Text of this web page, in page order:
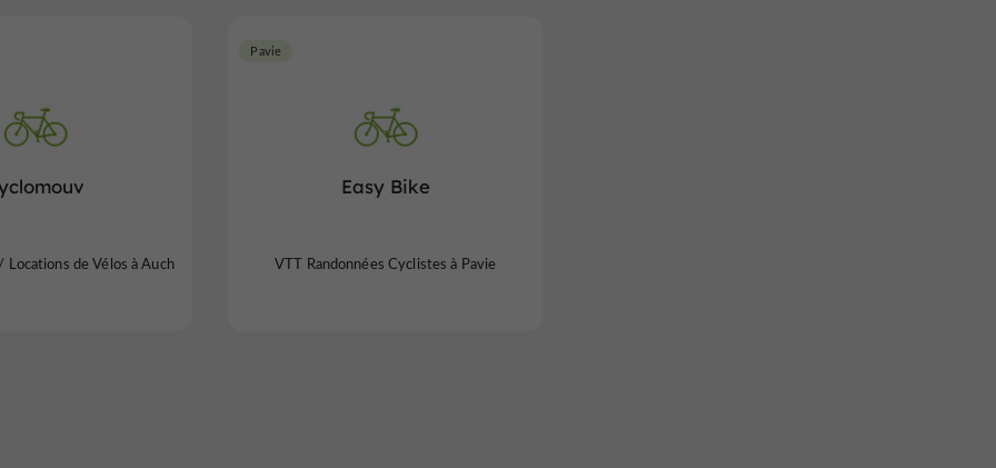
Locations de Vélos à Auch
Easy Bike
Pavie
VTT Randonnées Cyclistes à Pavie